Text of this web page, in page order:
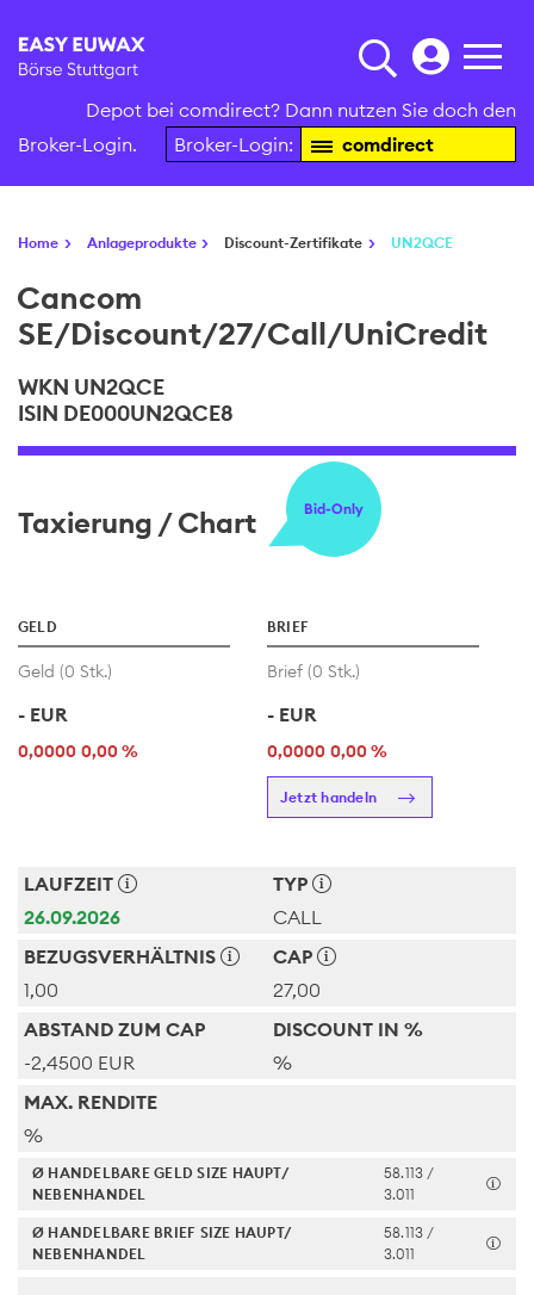
Depot bei comdirect? Dann nutzen Sie doch den
Broker-Login.
Broker-Login: comdirect
Home Anlageprodukte Discount-Zertifikate UN2QCE
Cancom
SE/Discount/27/Call/UniCredit
WKN UN2QCE
ISIN DE000UN2QCE8
Taxierung / Chart Bid-Only
GELD
Geld (0 Stk.)
- EUR
0,0000 0,00 %
BRIEF
Brief (0 Stk.)
- EUR
0,0000 0,00 %
Jetzt handeln
LAUFZEIT
26.09.2026
TYP
CALL
BEZUGSVERHÄLTNIS
1,00
CAP
27,00
ABSTAND ZUM CAP
-2,4500 EUR
DISCOUNT IN %
%
MAX. RENDITE
%
Ø HANDELBARE GELD SIZE HAUPT/
NEBENHANDEL
58.113 /
3.011
Ø HANDELBARE BRIEF SIZE HAUPT/
NEBENHANDEL
58.113 /
3.011